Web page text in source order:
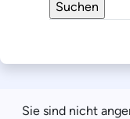
Sie sind nicht